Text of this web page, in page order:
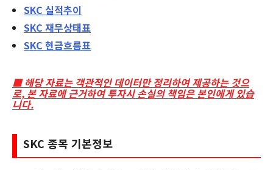
SKC 실적추이
SKC 재무상태표
SKC 현금흐름표
■ 해당 자료는 객관적인 데이터만 정리하여 제공하는 것으
로, 본 자료에 근거하여 투자시 손실의 책임은 본인에게 있습
니다.
SKC 종목 기본정보